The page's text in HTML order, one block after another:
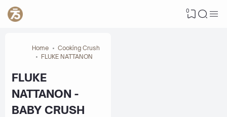
0
Home
Cooking Crush
FLUKE NATTANON
FLUKE
NATTANON -
BABY CRUSH